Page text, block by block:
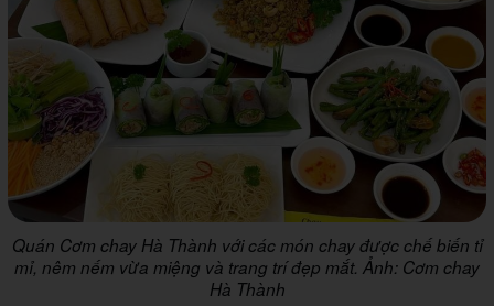
Quán Cơm chay Hà Thành với các món chay được chế biến tỉ
mỉ, nêm nếm vừa miệng và trang trí đẹp mắt. Ảnh: Cơm chay
Hà Thành